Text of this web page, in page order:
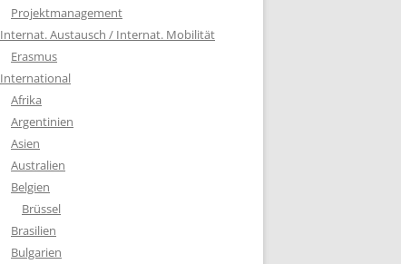
Projektmanagement
Internat. Austausch / Internat. Mobilität
Erasmus
International
Afrika
Argentinien
Asien
Australien
Belgien
Brüssel
Brasilien
Bulgarien